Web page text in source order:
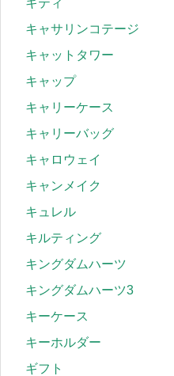
キャサリンコテージ
キャットタワー
キャップ
キャリーケース
キャリーバッグ
キャロウェイ
キャンメイク
キュレル
キルティング
キングダムハーツ
キングダムハーツ3
キーケース
キーホルダー
ギフト